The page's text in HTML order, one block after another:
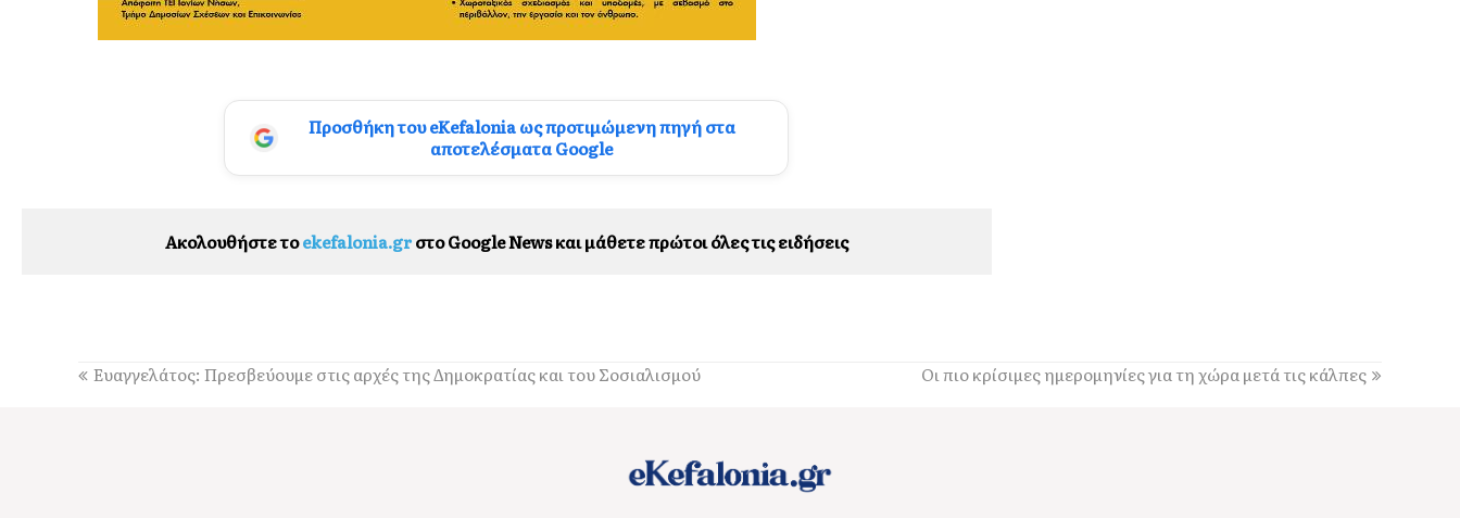
Προσθήκη του eKefalonia ως προτιμώμενη πηγή στα
αποτελέσματα Google
Ακολουθήστε τοekefalonia.grστο Google News και μάθετε πρώτοι όλες τις ειδήσεις
Ιερά Μονή Θεμάτων Πυλάρου
Ευαγγελάτος: Πρεσβεύουμε στις αρχές της Δημοκρατίας και του Σοσιαλισμού Οι πιο κρίσιμες ημερομηνίες για τη χώρα μετά τις κάλπες